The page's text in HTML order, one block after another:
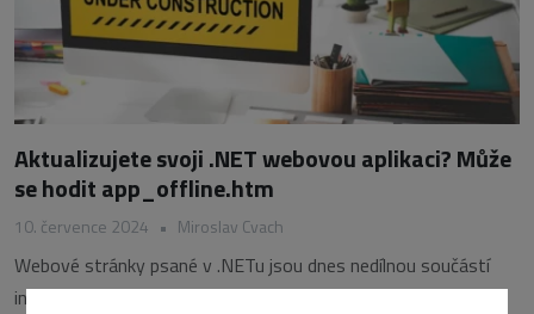
Aktualizujete svoji .NET webovou aplikaci? Může
se hodit app_offline.htm
10. července 2024 • Miroslav Cvach
Webové stránky psané v .NETu jsou dnes nedílnou součástí
internetového světa. I takové stránky je ovšem třeba